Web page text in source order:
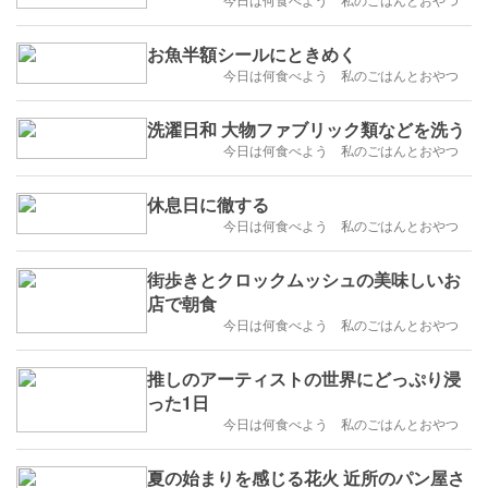
お魚半額シールにときめく
今日は何食べよう 私のごはんとおやつ
洗濯日和 大物ファブリック類などを洗う
今日は何食べよう 私のごはんとおやつ
休息日に徹する
今日は何食べよう 私のごはんとおやつ
街歩きとクロックムッシュの美味しいお
店で朝食
今日は何食べよう 私のごはんとおやつ
推しのアーティストの世界にどっぷり浸
った1日
今日は何食べよう 私のごはんとおやつ
夏の始まりを感じる花火 近所のパン屋さ